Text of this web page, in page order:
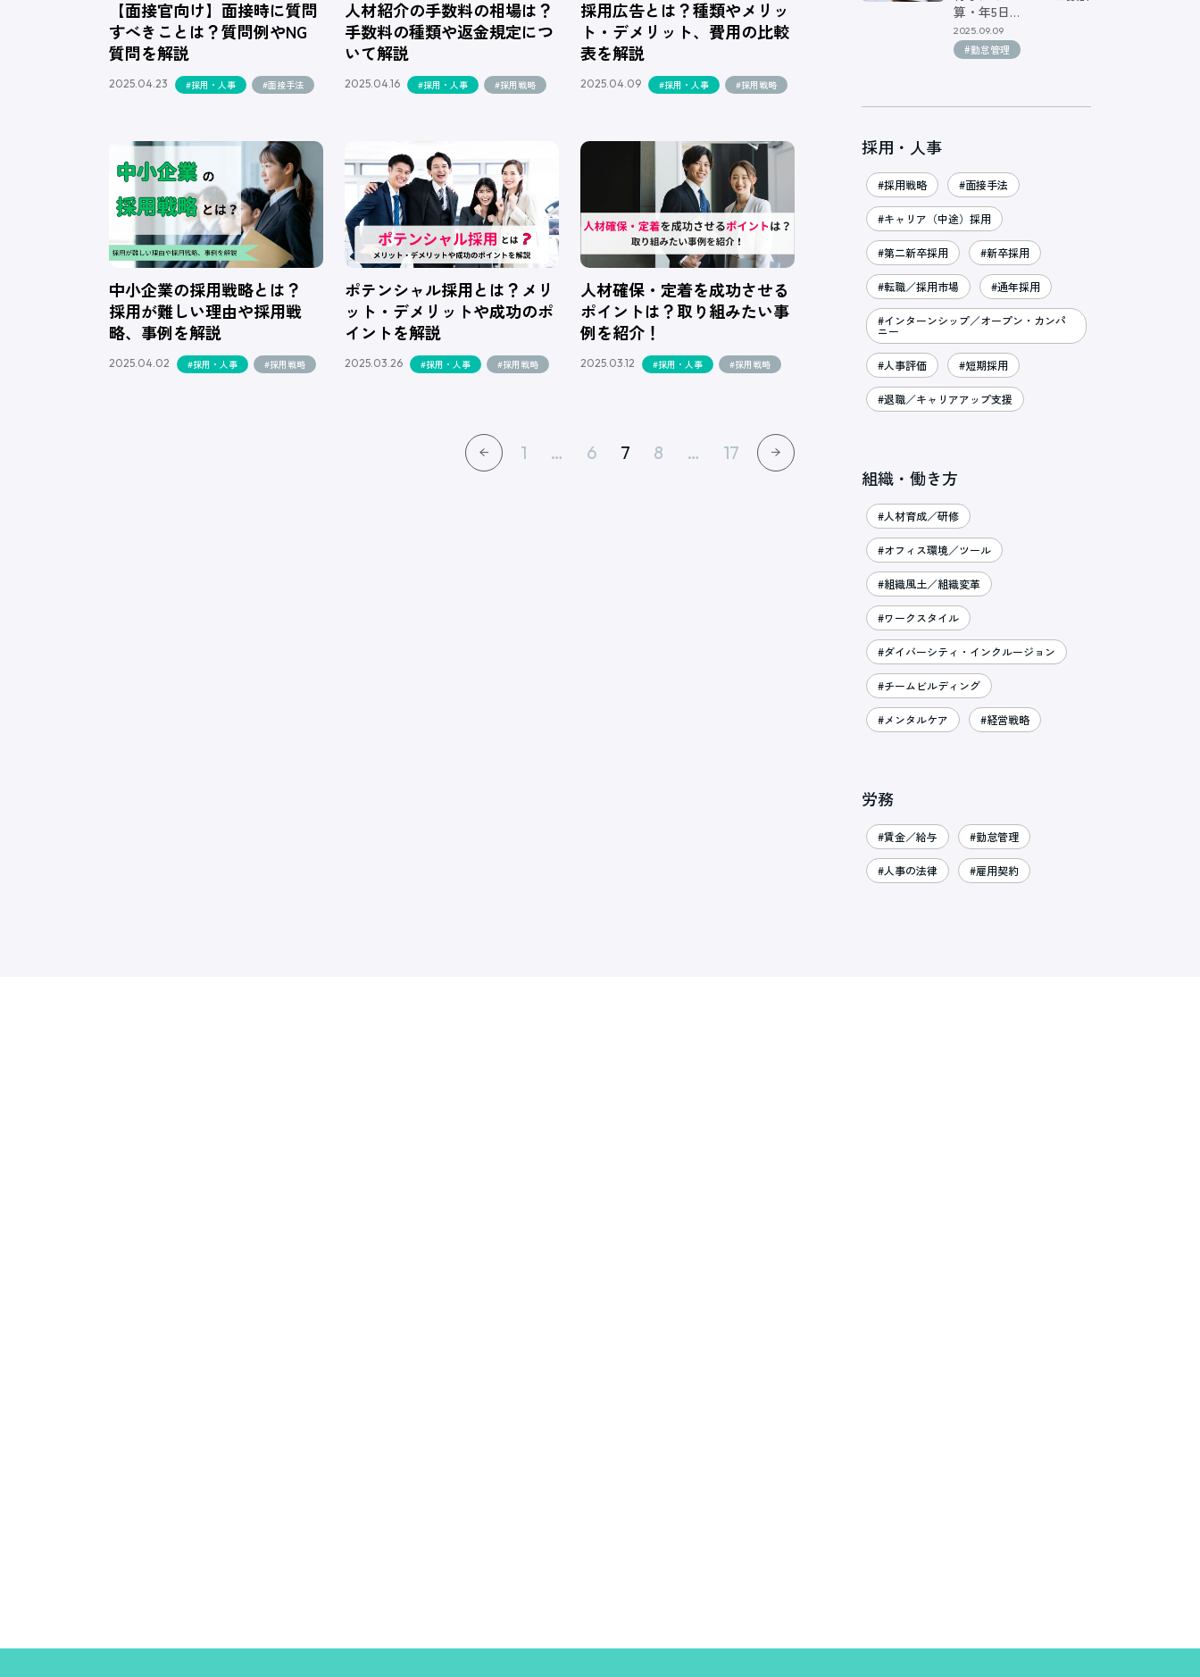
【面接官向け】面接時に質問
すべきことは？質問例やNG
質問を解説
2025.04.23 #採用・人事 #面接手法
人材紹介の手数料の相場は？
手数料の種類や返金規定につ
いて解説
2025.04.16 #採用・人事 #採用戦略
採用広告とは？種類やメリッ
ト・デメリット、費用の比較
表を解説
2025.04.09 #採用・人事 #採用戦略
中小企業の採用戦略とは？
採用が難しい理由や採用戦
略、事例を解説
2025.04.02 #採用・人事 #採用戦略
ポテンシャル採用とは？メリ
ット・デメリットや成功のポ
イントを解説
2025.03.26 #採用・人事 #採用戦略
人材確保・定着を成功させる
ポイントは？取り組みたい事
例を紹介！
2025.03.12 #採用・人事 #採用戦略
1 … 6 7 8 … 17
算・年5日…
2025.09.09
#勤怠管理
採用・人事
#採用戦略 #面接手法
#キャリア（中途）採用
#第二新卒採用 #新卒採用
#転職／採用市場 #通年採用
#インターンシップ／オープン・カンパ
ニー
#人事評価 #短期採用
#退職／キャリアアップ支援
組織・働き方
#人材育成／研修
#オフィス環境／ツール
#組織風土／組織変革
#ワークスタイル
#ダイバーシティ・インクルージョン
#チームビルディング
#メンタルケア #経営戦略
労務
#賃金／給与 #勤怠管理
#人事の法律 #雇用契約